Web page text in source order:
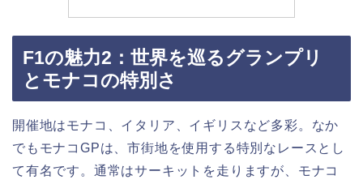
F1の魅力2：世界を巡るグランプリ
とモナコの特別さ
開催地はモナコ、イタリア、イギリスなど多彩。なか
でもモナコGPは、市街地を使用する特別なレースとし
て有名です。通常はサーキットを走りますが、モナコ